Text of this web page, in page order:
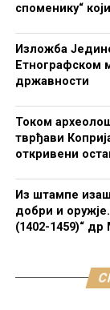
споменику“
Изложба
Етнографском
државности
Током
тврђави
откривени
Из штампе
добри и
(1402-1459)“